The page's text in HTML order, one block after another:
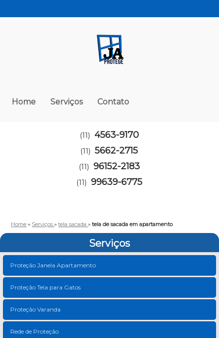
Home Serviços Contato
(11) 4563-9170
(11) 5662-2715
(11) 96152-2183
(11) 99639-6775
Home » Serviços»tela sacada»tela de sacada em apartamento
Serviços
Proteção Janela Apartamento
Proteção Tela para Gatos
Proteção Varanda
Rede de Proteção